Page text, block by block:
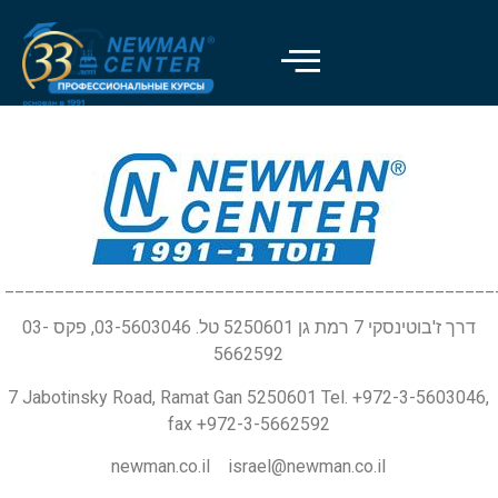
דרך ז'בוטינסקי 7 רמת גן 5250601 טל. 03-5603046, פקס 03-
5662592
7 Jabotinsky Road, Ramat Gan 5250601 Tel. +972-3-5603046,
fax +972-3-5662592
newman.co.il israel@newman.co.il
Выделить заголовки
Цвет фона
Уменьшить
Уменьшить шрифт
Увеличить шрифт
spellcheck Читабельный шрифт
Яркий контраст
Темный контраст